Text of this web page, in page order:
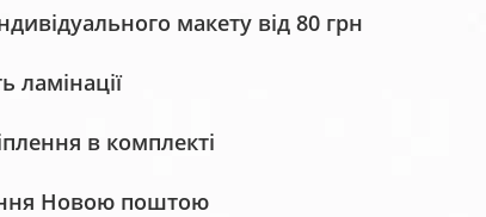
макету від 80 грн
ламінації
в комплекті
Новою поштою